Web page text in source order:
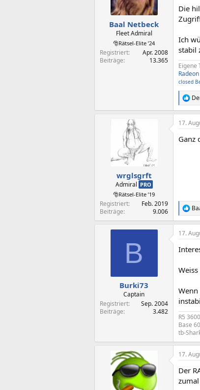
Baal Netbeck
Fleet Admiral
🎅Rätsel-Elite ’24
Registriert
Apr. 2008
Beiträge
13.365
Die
Ich
stabil
Eigene
closed
R
e
a
k
i
wrglsgrft
Admiral PRO
🎅Rätsel-Elite ’19
Registriert
Feb. 2019
Beiträge
9.006
17.
Ganz
R
e
a
k
i
n
e
:
B
Burki73
Captain
Registriert
Sep. 2004
Beiträge
3.482
17.
R5
Base
tb-
17.
Der